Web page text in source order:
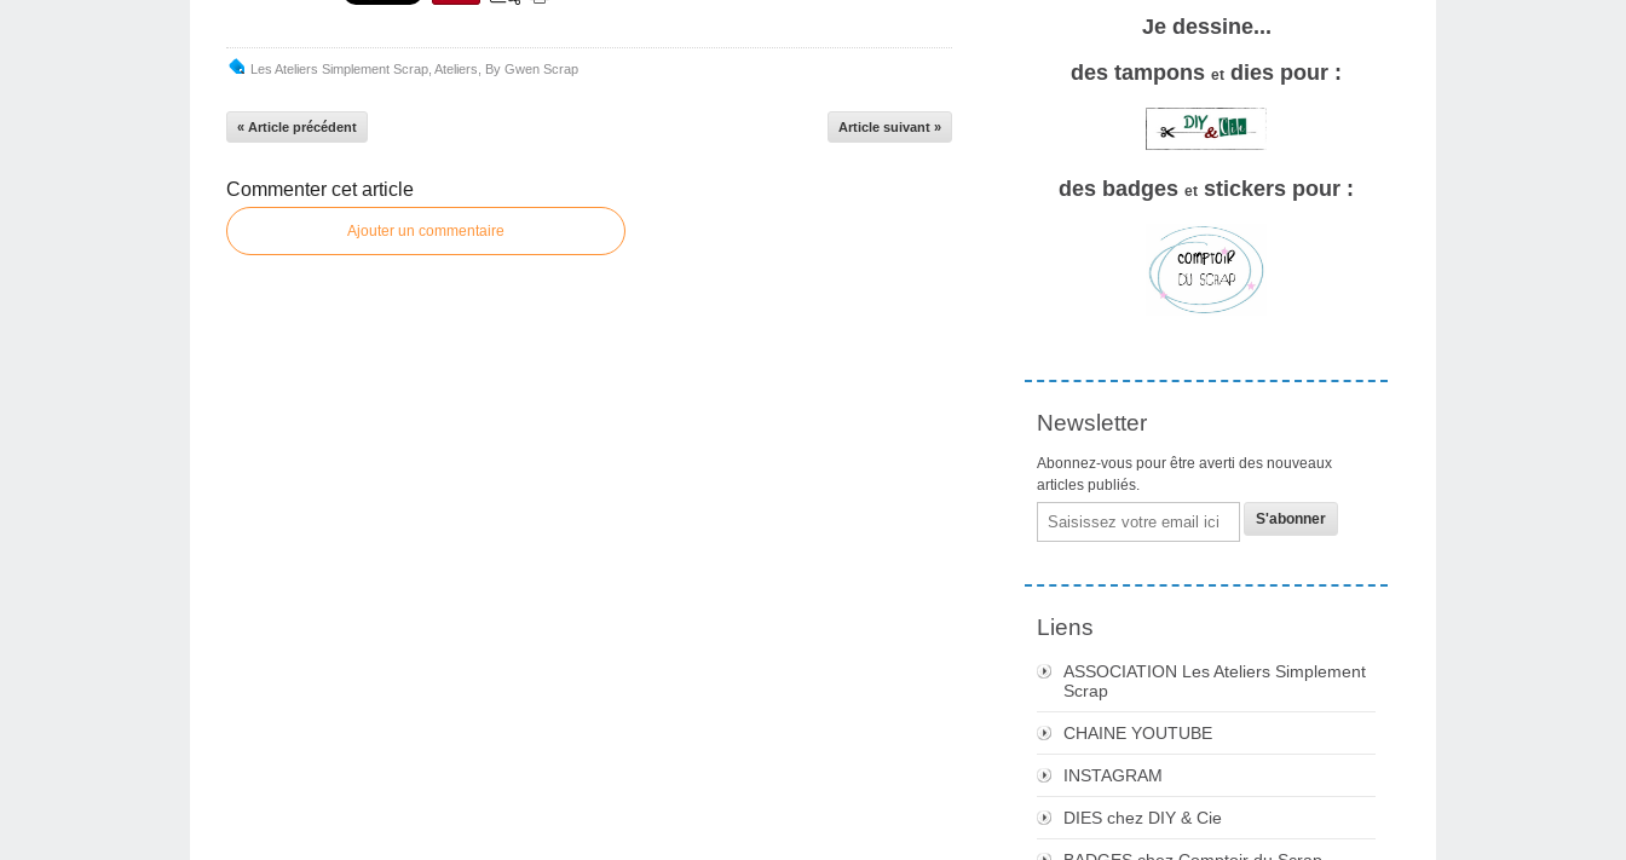
Les Ateliers Simplement Scrap Ateliers By Gwen Scrap
« Article précédent Article suivant »
Commenter cet article
Ajouter un commentaire
Je dessine...
des tampons et dies pour :
des badges et stickers pour :
Newsletter
Abonnez-vous pour être averti des nouveaux
articles publiés.
Email
Liens
ASSOCIATION Les Ateliers Simplement
Scrap
CHAINE YOUTUBE
INSTAGRAM
DIES chez DIY & Cie